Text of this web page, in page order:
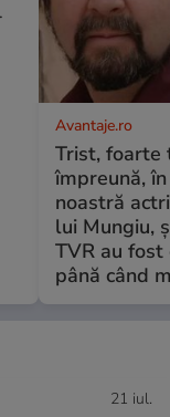
Avantaje.ro
Trist, foarte
împreună,
noastră
lui Mungiu,
TVR au
până când
21 iul.